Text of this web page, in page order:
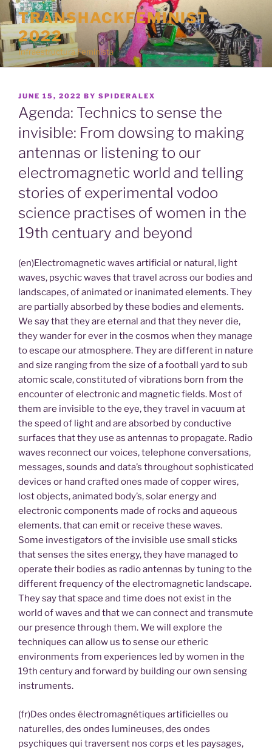
Skip
to
content
TRANSHACKFEMINIST
2022
Infraestructura Feminista
POSTED
ON
JUNE 15, 2022 BY SPIDERALEX
Agenda: Technics to sense the
invisible: From dowsing to making
antennas or listening to our
electromagnetic world and telling
stories of experimental vodoo
science practises of women in the
19th centuary and beyond
(en)Electromagnetic waves artificial or natural, light
waves, psychic waves that travel across our bodies and
landscapes, of animated or inanimated elements. They
are partially absorbed by these bodies and elements.
We say that they are eternal and that they never die,
they wander for ever in the cosmos when they manage
to escape our atmosphere. They are different in nature
and size ranging from the size of a football yard to sub
atomic scale, constituted of vibrations born from the
encounter of electronic and magnetic fields. Most of
them are invisible to the eye, they travel in vacuum at
the speed of light and are absorbed by conductive
surfaces that they use as antennas to propagate. Radio
waves reconnect our voices, telephone conversations,
messages, sounds and data’s throughout sophisticated
devices or hand crafted ones made of copper wires,
lost objects, animated body’s, solar energy and
electronic components made of rocks and aqueous
elements. that can emit or receive these waves.
Some investigators of the invisible use small sticks
that senses the sites energy, they have managed to
operate their bodies as radio antennas by tuning to the
different frequency of the electromagnetic landscape.
They say that space and time does not exist in the
world of waves and that we can connect and transmute
our presence through them. We will explore the
techniques can allow us to sense our etheric
environments from experiences led by women in the
19th century and forward by building our own sensing
instruments.
(fr)Des ondes électromagnétiques artificielles ou
naturelles, des ondes lumineuses, des ondes
psychiques qui traversent nos corps et les paysages,